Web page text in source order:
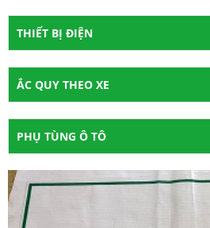
THIẾT BỊ ĐIỆN
ẮC QUY THEO XE
PHỤ TÙNG Ô TÔ